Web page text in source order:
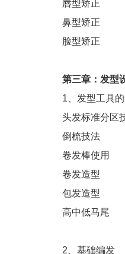
唇型矫正
鼻型矫正
脸型矫正
第三章：发型
1、发型工具
头发标准分区
倒梳技法
卷发棒使用
卷发造型
包发造型
高中低马尾
2、基础编发